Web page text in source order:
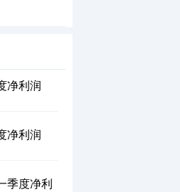
净利润
净利润
季度净利